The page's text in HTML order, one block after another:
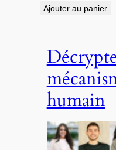
Ajouter au panier
humain